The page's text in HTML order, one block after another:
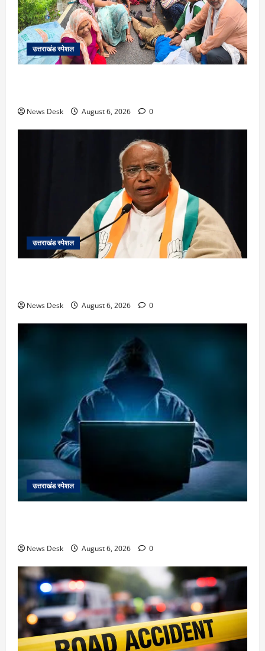
उत्तराखंड स्पेशल
News Desk August 6, 2026 0
उत्तराखंड स्पेशल
News Desk August 6, 2026 0
उत्तराखंड स्पेशल
News Desk August 6, 2026 0